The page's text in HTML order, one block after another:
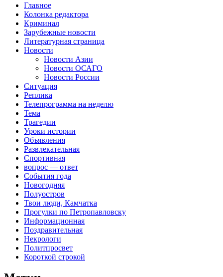
Главное
Колонка редактора
Криминал
Зарубежные новости
Литературная страница
Новости
Новости Азии
Новости ОСАГО
Новости России
Ситуация
Реплика
Телепрограмма на неделю
Тема
Трагедии
Уроки истории
Объявления
Развлекательная
Спортивная
вопрос — ответ
События года
Новогодняя
Полуостров
Твои люди, Камчатка
Прогулки по Петропавловску
Информационная
Поздравительная
Некрологи
Политпросвет
Короткой строкой